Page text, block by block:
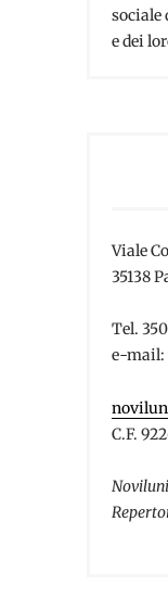
sociale
e dei
Viale
35138
Tel.
e-mail:
C.F.